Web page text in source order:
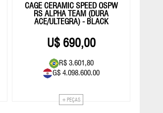
CAGE CERAMIC SPEED OSPW
RS ALPHA TEAM (DURA
ACE/ULTEGRA) - BLACK
690,00
R$ 3.601,80
G$ 4.098.600.00
+ PEÇAS